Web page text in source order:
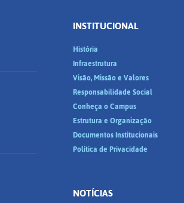
INSTITUCIONAL
História
Infraestrutura
Visão, Missão e Valores
Responsabilidade Social
Conheça o Campus
Estrutura e Organização
Documentos Institucionais
Política de Privacidade
NOTÍCIAS